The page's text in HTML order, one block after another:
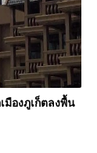
มืองภูเก็ตลงพื้น